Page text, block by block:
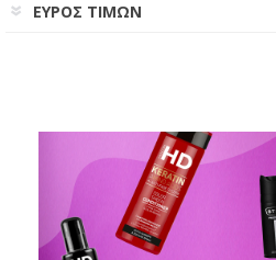
ΕΥΡΟΣ ΤΙΜΩΝ